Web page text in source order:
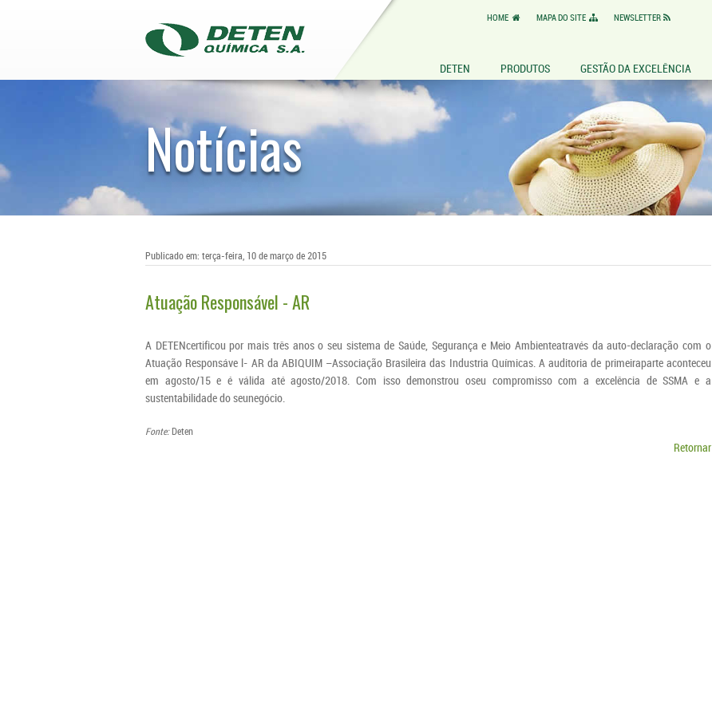
HOME MAPA DO SITE NEWSLETTER
DETEN PRODUTOS GESTÃO DA EXCELÊNCIA
Notícias
Publicado em: terça-feira, 10 de março de 2015
Atuação Responsável - AR
A DETENcertificou por mais três anos o seu sistema de Saúde, Segurança e Meio Ambienteatravés da auto-declaração com o
Atuação Responsáve l- AR da ABIQUIM –Associação Brasileira das Industria Químicas. A auditoria de primeiraparte aconteceu
em agosto/15 e é válida até agosto/2018. Com isso demonstrou oseu compromisso com a excelência de SSMA e a
sustentabilidade do seunegócio.
Fonte:Deten
Retornar